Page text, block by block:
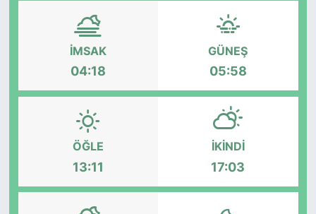
İMSAK
04:18
GÜNEŞ
05:58
ÖĞLE
13:11
İKINDI
17:03